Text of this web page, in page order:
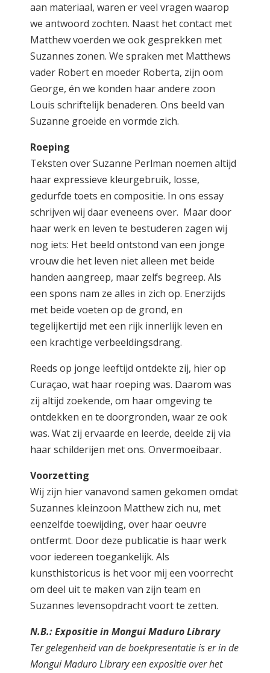
aan materiaal, waren er veel vragen waarop
we antwoord zochten. Naast het contact met
Matthew voerden we ook gesprekken met
Suzannes zonen. We spraken met Matthews
vader Robert en moeder Roberta, zijn oom
George, én we konden haar andere zoon
Louis schriftelijk benaderen. Ons beeld van
Suzanne groeide en vormde zich.
Roeping
Teksten over Suzanne Perlman noemen altijd
haar expressieve kleurgebruik, losse,
gedurfde toets en compositie. In ons essay
schrijven wij daar eveneens over. Maar door
haar werk en leven te bestuderen zagen wij
nog iets: Het beeld ontstond van een jonge
vrouw die het leven niet alleen met beide
handen aangreep, maar zelfs begreep. Als
een spons nam ze alles in zich op. Enerzijds
met beide voeten op de grond, en
tegelijkertijd met een rijk innerlijk leven en
een krachtige verbeeldingsdrang.
Reeds op jonge leeftijd ontdekte zij, hier op
Curaçao, wat haar roeping was. Daarom was
zij altijd zoekende, om haar omgeving te
ontdekken en te doorgronden, waar ze ook
was. Wat zij ervaarde en leerde, deelde zij via
haar schilderijen met ons. Onvermoeibaar.
Voorzetting
Wij zijn hier vanavond samen gekomen omdat
Suzannes kleinzoon Matthew zich nu, met
eenzelfde toewijding, over haar oeuvre
ontfermt. Door deze publicatie is haar werk
voor iedereen toegankelijk. Als
kunsthistoricus is het voor mij een voorrecht
om deel uit te maken van zijn team en
Suzannes levensopdracht voort te zetten.
N.B.: Expositie in Mongui Maduro Library
Ter gelegenheid van de boekpresentatie is er in de
Mongui Maduro Library een expositie over het